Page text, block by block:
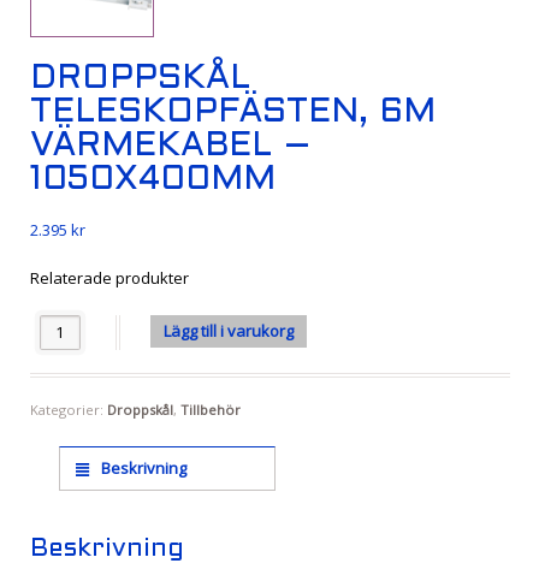
DROPPSKÅL
TELESKOPFÄSTEN, 6M
VÄRMEKABEL –
1050X400MM
2.395 kr
Relaterade produkter
Antal Lägg till i varukorg
Kategorier: Droppskål, Tillbehör
Beskrivning
Beskrivning